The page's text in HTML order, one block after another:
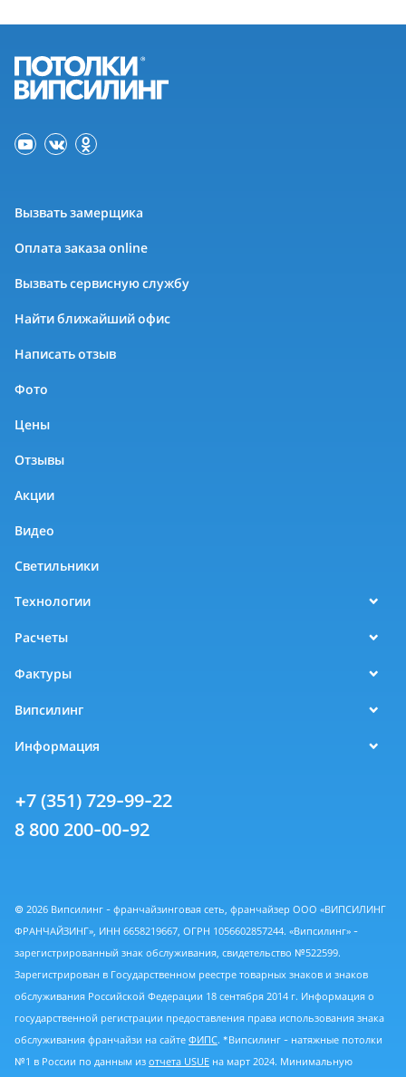
Вызвать замерщика
Оплата заказа online
Вызвать сервисную службу
Найти ближайший офис
Написать отзыв
Фото
Цены
Отзывы
Акции
Видео
Светильники
Технологии
Расчеты
Фактуры
Випсилинг
Информация
+7 (351) 729-99-22
8 800 200-00-92
© 2026 Випсилинг - франчайзинговая сеть, франчайзер ООО «ВИПСИЛИНГ
ФРАНЧАЙЗИНГ», ИНН 6658219667, ОГРН 1056602857244. «Випсилинг» -
зарегистрированный знак обслуживания, свидетельство №522599.
Зарегистрирован в Государственном реестре товарных знаков и знаков
обслуживания Российской Федерации 18 сентября 2014 г. Информация о
государственной регистрации предоставления права использования знака
обслуживания франчайзи на сайте ФИПС. *Випсилинг - натяжные потолки
№1 в России по данным из отчета USUE на март 2024. Минимальную